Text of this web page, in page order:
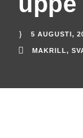
5 AUGUSTI,
MAKRILL,